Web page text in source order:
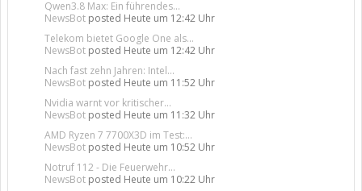
Qwen3.8 Max: Ein führendes...
NewsBot posted Heute um 12:42 Uhr
Telekom bietet Google One als...
NewsBot posted Heute um 12:42 Uhr
Nach fast zehn Jahren: Intel...
NewsBot posted Heute um 11:52 Uhr
Nvidia warnt vor kritischer...
NewsBot posted Heute um 11:32 Uhr
AMD Ryzen 7 7700X3D im Test:...
NewsBot posted Heute um 10:52 Uhr
Notruf 112 - Die Feuerwehr...
NewsBot posted Heute um 10:22 Uhr